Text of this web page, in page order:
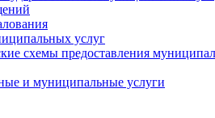
услуг
схемы предоставления
и муниципальные услуги